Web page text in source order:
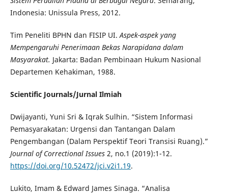
Indonesia: Unissula Press, 2012.
Tim Peneliti BPHN dan FISIP UI.Aspek-aspek yang
Mempengaruhi Penerimaan Bekas Narapidana dalam
Masyarakat. Jakarta: Badan Pembinaan Hukum Nasional
Departemen Kehakiman, 1988.
Scientific Journals/Jurnal Ilmiah
Dwijayanti, Yuni Sri & Iqrak Sulhin. “Sistem Informasi
Pemasyarakatan: Urgensi dan Tantangan Dalam
Pengembangan (Dalam Perspektif Teori Transisi Ruang).”
Journal of Correctional Issues2, no.1 (2019):1-12.
https://doi.org/10.52472/jci.v2i1.19.
Lukito, Imam & Edward James Sinaga. “Analisa